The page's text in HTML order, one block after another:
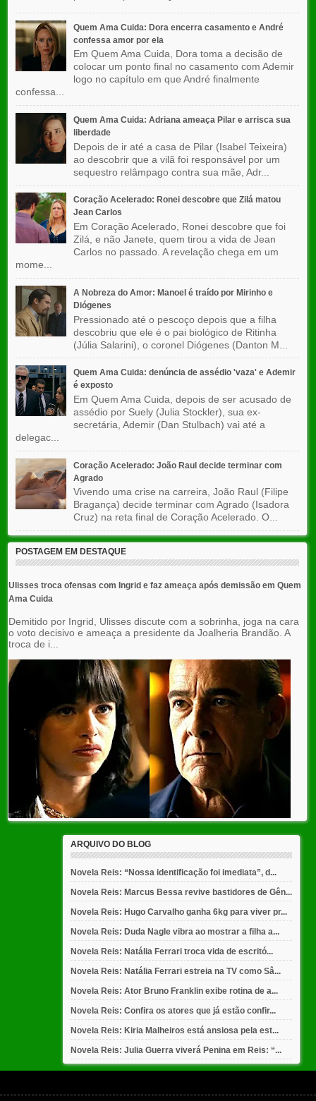
Quem Ama Cuida: Dora encerra casamento e André
confessa amor por ela
Em Quem Ama Cuida, Dora toma a decisão de
colocar um ponto final no casamento com Ademir
logo no capítulo em que André finalmente
confessa...
Quem Ama Cuida: Adriana ameaça Pilar e arrisca sua
liberdade
Depois de ir até a casa de Pilar (Isabel Teixeira)
ao descobrir que a vilã foi responsável por um
sequestro relâmpago contra sua mãe, Adr...
Coração Acelerado: Ronei descobre que Zilá matou
Jean Carlos
Em Coração Acelerado, Ronei descobre que foi
Zilá, e não Janete, quem tirou a vida de Jean
Carlos no passado. A revelação chega em um
mome...
A Nobreza do Amor: Manoel é traído por Mirinho e
Diógenes
Pressionado até o pescoço depois que a filha
descobriu que ele é o pai biológico de Ritinha
(Júlia Salarini), o coronel Diógenes (Danton M...
Quem Ama Cuida: denúncia de assédio 'vaza' e Ademir
é exposto
Em Quem Ama Cuida, depois de ser acusado de
assédio por Suely (Julia Stockler), sua ex-
secretária, Ademir (Dan Stulbach) vai até a
delegac...
Coração Acelerado: João Raul decide terminar com
Agrado
Vivendo uma crise na carreira, João Raul (Filipe
Bragança) decide terminar com Agrado (Isadora
Cruz) na reta final de Coração Acelerado. O...
POSTAGEM EM DESTAQUE
Ulisses troca ofensas com Ingrid e faz ameaça após demissão em Quem
Ama Cuida
Demitido por Ingrid, Ulisses discute com a sobrinha, joga na cara
o voto decisivo e ameaça a presidente da Joalheria Brandão. A
troca de i...
ARQUIVO DO BLOG
Novela Reis: “Nossa identificação foi imediata”, d...
Novela Reis: Marcus Bessa revive bastidores de Gên...
Novela Reis: Hugo Carvalho ganha 6kg para viver pr...
Novela Reis: Duda Nagle vibra ao mostrar a filha a...
Novela Reis: Natália Ferrari troca vida de escritó...
Novela Reis: Natália Ferrari estreia na TV como Sâ...
Novela Reis: Ator Bruno Franklin exibe rotina de a...
Novela Reis: Confira os atores que já estão confir...
Novela Reis: Kiria Malheiros está ansiosa pela est...
Novela Reis: Julia Guerra viverá Penina em Reis: “...